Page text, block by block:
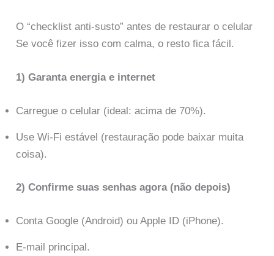
O “checklist anti-susto” antes de restaurar o celular
Se você fizer isso com calma, o resto fica fácil.
1) Garanta energia e internet
Carregue o celular (ideal: acima de 70%).
Use Wi-Fi estável (restauração pode baixar muita
coisa).
2) Confirme suas senhas agora (não depois)
Conta Google (Android) ou Apple ID (iPhone).
E-mail principal.